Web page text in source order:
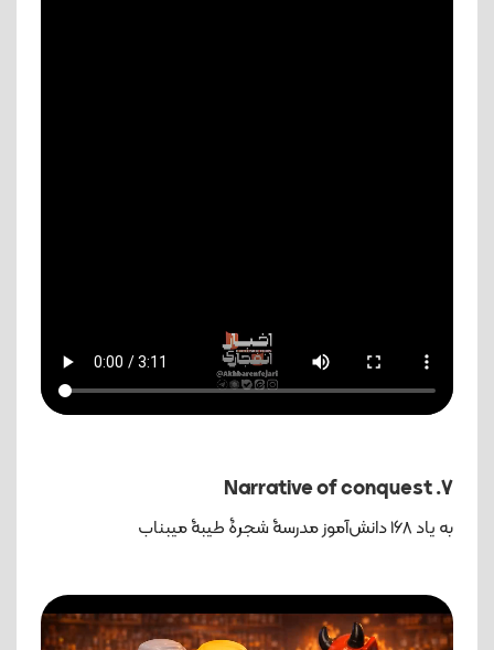
7. Narrative of conquest
به یاد 168 دانش‌آموز مدرسۀ شجرۀ طیبۀ میبناب